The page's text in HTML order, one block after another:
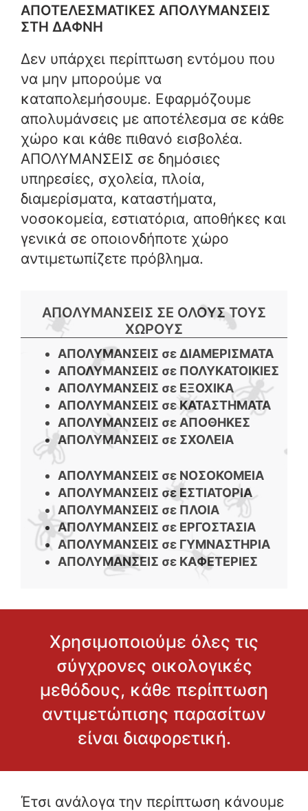
ΑΠΟΤΕΛΕΣΜΑΤΙΚΕΣ ΑΠΟΛΥΜΑΝΣΕΙΣ
ΣΤΗ ΔΑΦΝΗ
Δεν υπάρχει περίπτωση εντόμου που
να μην μπορούμε να
καταπολεμήσουμε. Εφαρμόζουμε
απολυμάνσεις με αποτέλεσμα σε κάθε
χώρο και κάθε πιθανό εισβολέα.
ΑΠΟΛΥΜΑΝΣΕΙΣ σε δημόσιες
υπηρεσίες, σχολεία, πλοία,
διαμερίσματα, καταστήματα,
νοσοκομεία, εστιατόρια, αποθήκες και
γενικά σε οποιονδήποτε χώρο
αντιμετωπίζετε πρόβλημα.
ΑΠΟΛΥΜΑΝΣΕΙΣ ΣΕ ΟΛΟΥΣ ΤΟΥΣ
ΧΩΡΟΥΣ
ΑΠΟΛΥΜΑΝΣΕΙΣ σε ΔΙΑΜΕΡΙΣΜΑΤΑ
ΑΠΟΛΥΜΑΝΣΕΙΣ σε ΠΟΛΥΚΑΤΟΙΚΙΕΣ
ΑΠΟΛΥΜΑΝΣΕΙΣ σε ΕΞΟΧΙΚΑ
ΑΠΟΛΥΜΑΝΣΕΙΣ σε ΚΑΤΑΣΤΗΜΑΤΑ
ΑΠΟΛΥΜΑΝΣΕΙΣ σε ΑΠΟΘΗΚΕΣ
ΑΠΟΛΥΜΑΝΣΕΙΣ σε ΣΧΟΛΕΙΑ
ΑΠΟΛΥΜΑΝΣΕΙΣ σε ΝΟΣΟΚΟΜΕΙΑ
ΑΠΟΛΥΜΑΝΣΕΙΣ σε ΕΣΤΙΑΤΟΡΙΑ
ΑΠΟΛΥΜΑΝΣΕΙΣ σε ΠΛΟΙΑ
ΑΠΟΛΥΜΑΝΣΕΙΣ σε ΕΡΓΟΣΤΑΣΙΑ
ΑΠΟΛΥΜΑΝΣΕΙΣ σε ΓΥΜΝΑΣΤΗΡΙΑ
ΑΠΟΛΥΜΑΝΣΕΙΣ σε ΚΑΦΕΤΕΡΙΕΣ
Χρησιμοποιούμε όλες τις
σύγχρονες οικολογικές
μεθόδους, κάθε περίπτωση
αντιμετώπισης παρασίτων
είναι διαφορετική.
Έτσι ανάλογα την περίπτωση κάνουμε